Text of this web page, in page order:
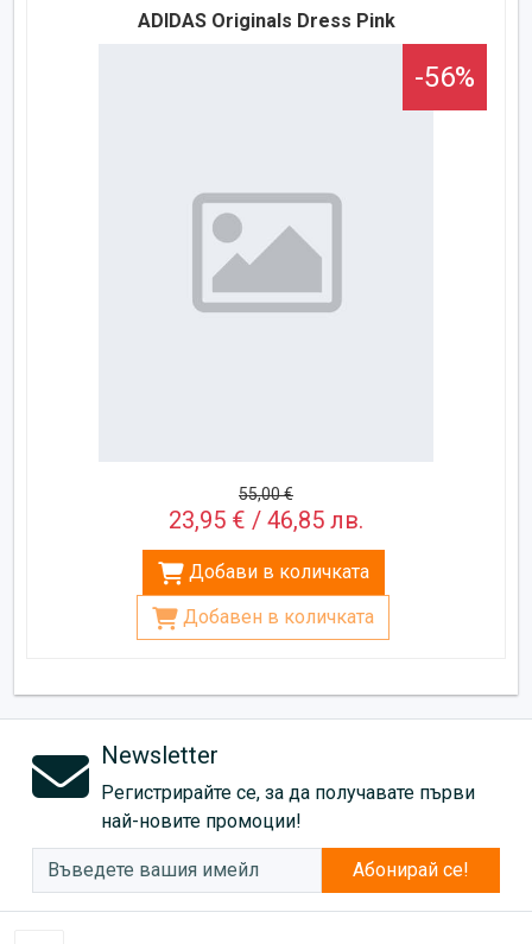
ADIDAS Originals Dress Pink
-56%
55,00 €
23,95 € / 46,85 лв.
Добави в количката
Добавен в количката
Newsletter
Регистрирайте се, за да получавате първи
най-новите промоции!
Абонирай се!